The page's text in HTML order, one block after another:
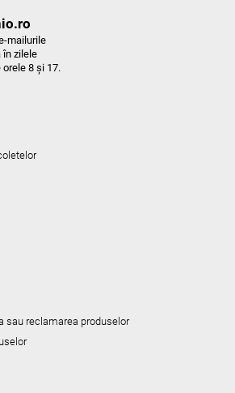
mailurile
în zilele
orele 8 și 17.
sau reclamarea produselor